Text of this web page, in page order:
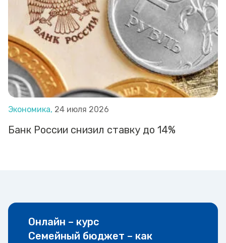
Экономика, 24 июля 2026
Банк России снизил ставку до 14%
Онлайн – курс
Семейный бюджет – как